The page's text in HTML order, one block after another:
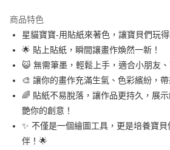
合作金庫商業銀行
華南商業銀行
彰化
上海商業儲蓄銀行
台北富
國泰世華商業銀行
兆豐國
臺灣中小企業銀行
台中
匯豐（台灣）商業銀行
華泰
聯邦商業銀行
遠東
元大商業銀行
玉山商業銀行
星展
台新國際商業銀行
6 期 0 利率 每期
華南商業銀行
彰化商
上海商業儲蓄銀行
台北
國泰世華商業銀行
兆豐
臺灣中小企業銀行
台中
匯豐（台灣）商業銀行
聯邦商業銀行
遠東
元大商業銀行
永豐
玉山商業銀行
12 期 0 利率 每期 NT$8
合作金庫商業銀行
第一
上海商業儲蓄銀行
台北
國泰世華商業銀行
兆豐
臺灣中小企業銀行
匯豐（台灣）商業銀行
華泰
聯邦商業銀行
24 期 0 利率 每期 NT$4
合作金庫商業銀行
第一
華南商業銀行
彰化
兆豐國際商業銀行
台中商業銀行
匯豐
華泰商業銀行
超商取貨付款
LINE Pay
Apple Pay
商品特色
星貓寶寶-用貼紙來著色，讓寶貝們玩得
🌟 貼上貼紙，瞬間讓畫作煥然一新！
😺 無需筆墨，輕鬆上手，適合小朋友
🎨 讓你的畫作充滿生氣、色彩繽紛，
🌈 貼紙不易脫落，讓作品更持久，展
艷你的創意！
✨ 不僅是一個繪圖工具，更是培養寶
伴！🌟